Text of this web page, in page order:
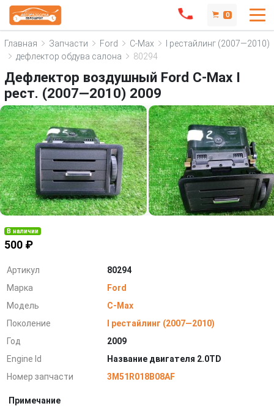
0
Главная Запчасти Ford C-Max
I рестайлинг (2007—2010)
дефлектор обдува салона
80294
Дефлектор воздушный Ford C-Max I
рест. (2007—2010) 2009
В наличии
500 ₽
Артикул
80294
Марка
Ford
Модель
C-Max
Поколение
I рестайлинг (2007—2010)
Год
2009
Engine Id
Название двигателя 2.0TD
Номер запчасти
3M51R018B08AF
Примечание